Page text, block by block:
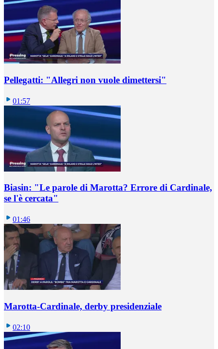
Pellegatti: "Allegri non vuole dimettersi"
01:57
Biasin: "Le parole di Marotta? Errore di Cardinale,
se l'è cercata"
01:46
Marotta-Cardinale, derby presidenziale
02:10